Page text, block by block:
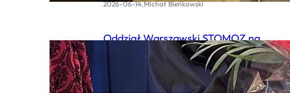
2026-06-14.Michał Bieńkowski
Oddział Warszawski STOMOZ na
uroczystościach Jubileuszu 35-
lecia Okręgowej Izby Pielęgniarek i
Położnych w Warszawie